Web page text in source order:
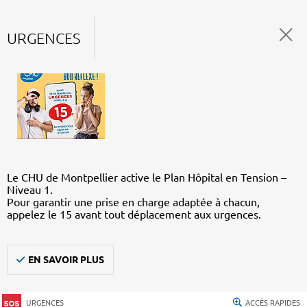
URGENCES
Le CHU de Montpellier active le Plan Hôpital en Tension –
Niveau 1.
Pour garantir une prise en charge adaptée à chacun,
appelez le 15 avant tout déplacement aux urgences.
EN SAVOIR PLUS
URGENCES ACCÈS RAPIDES